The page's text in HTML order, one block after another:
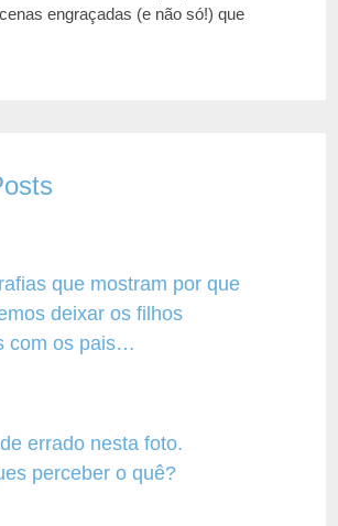
engraçadas (e não só!) que
que mostram por que
deixar os filhos
com os pais…
errado nesta foto.
perceber o quê?